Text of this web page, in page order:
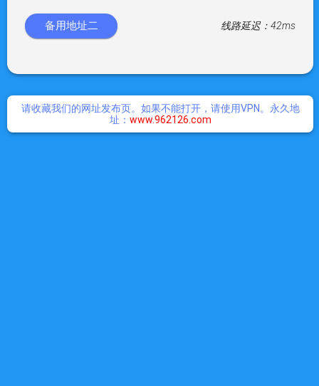
备用地址二 线路延迟：42ms
请收藏我们的网址发布页。如果不能打开，请使用VPN。永久地
址： www.962126.com